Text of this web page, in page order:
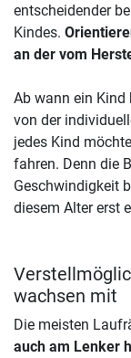
entscheidender
Kindes.
an der vom
Ab wann ein
von der
jedes Kind
fahren. Denn die
Geschwindigkeit
diesem Alter erst
wachsen mit
Die meisten
auch am Lenker